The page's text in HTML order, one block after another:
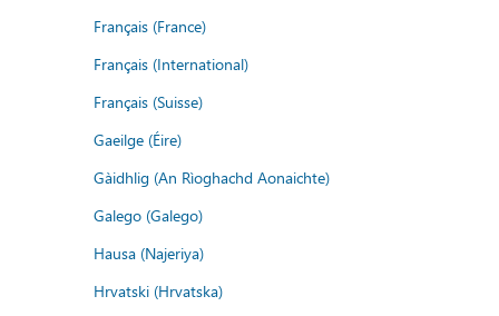
Français (France)
Français (International)
Français (Suisse)
Gaeilge (Éire)
Gàidhlig (An Rìoghachd Aonaichte)
Galego (Galego)
Hausa (Najeriya)
Hrvatski (Hrvatska)